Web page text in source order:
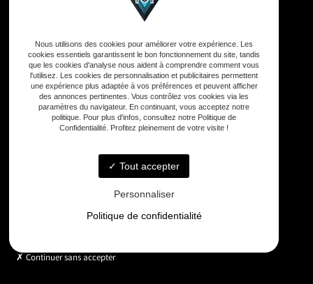
Adresse
33590 Vensac
Téléphone
06 33 48 35 75
Email
contact@gd-drones-services.fr
Horaires
Nous utilisons des cookies pour améliorer votre expérience. Les
cookies essentiels garantissent le bon fonctionnement du site, tandis
que les cookies d'analyse nous aident à comprendre comment vous
l'utilisez. Les cookies de personnalisation et publicitaires permettent
une expérience plus adaptée à vos préférences et peuvent afficher
des annonces pertinentes. Vous contrôlez vos cookies via les
paramètres du navigateur. En continuant, vous acceptez notre
politique. Pour plus d'infos, consultez notre Politique de
Confidentialité. Profitez pleinement de votre visite !
Tout accepter
Personnaliser
Politique de confidentialité
Continuer sans accepter